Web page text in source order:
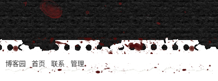
博客园 首页 联系 管理